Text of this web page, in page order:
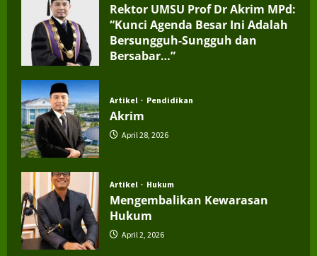
Rektor UMSU Prof Dr Akrim MPd:
“Kunci Agenda Besar Ini Adalah
Bersungguh-Sungguh dan
Bersabar…”
Artikel Pendidikan
Akrim
April 28, 2026
Artikel Hukum
Mengembalikan Kewarasan
Hukum
April 2, 2026